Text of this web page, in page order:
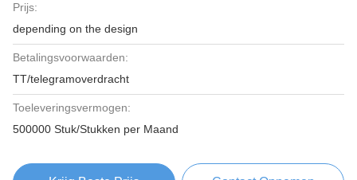
Prijs:
depending on the design
Betalingsvoorwaarden:
TT/telegramoverdracht
Toeleveringsvermogen:
500000 Stuk/Stukken per Maand